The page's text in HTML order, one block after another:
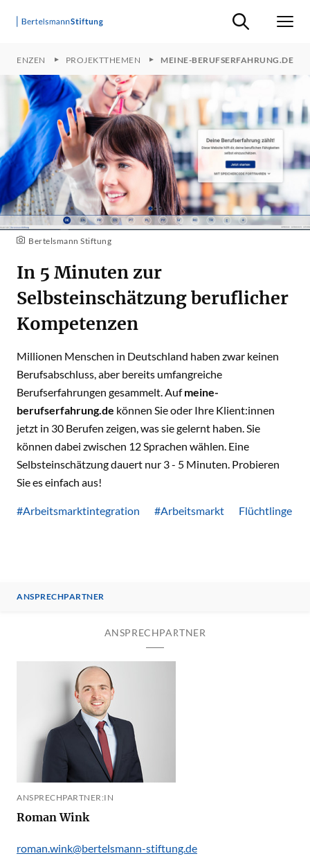
Suche ein-/
PROJEKTTHEMEN MEINE-BERUFSERFAHRUNG.DE
Bertelsmann Stiftung
In 5 Minuten zur
Selbsteinschätzung beruflicher
Kompetenzen
Millionen Menschen in Deutschland haben zwar keinen
Berufsabschluss, aber bereits umfangreiche
Berufserfahrungen gesammelt. Aufmeine-
berufserfahrung.de können Sie oder Ihre Klient:innen
jetzt in 30 Berufen zeigen, was sie gelernt haben. Sie
können dabei zwischen 12 Sprachen wählen. Eine
Selbsteinschätzung dauert nur 3 - 5 Minuten. Probieren
Sie es einfach aus!
#Arbeitsmarktintegration #Arbeitsmarkt Flüchtlinge
ANSPRECHPARTNER
ANSPRECHPARTNER
ANSPRECHPARTNER:IN
Roman Wink
roman.wink@bertelsmann-stiftung.de